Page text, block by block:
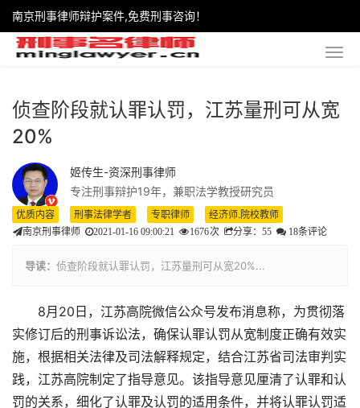
南京刑事律师辩护案件,免费刑事咨询！
侦查阶段就认罪认罚，江苏量刑可从宽
20%
姬传生-资深刑事律师
专注刑事辩护19年，兼职法学教授研究员
优质内容 刑事法律学者 专职律师 经济师.院校教师
南京刑事律师 2021-01-16 09:00:21 1676次 分享：55 18条评论
导读： 侦查阶段就认罪认罚，江苏量刑可从宽20%...
8月20日，江苏高院微信公众号发布消息称，为贯彻落
实修订后的刑事诉讼法，确保认罪认罚从宽制度正确有效实
施，根据相关法律及司法解释规定，结合江苏省司法审判实
践，江苏高院制定了指导意见。该指导意见厘清了认罪和认
罚的关系，细化了认罪及认罚的适用条件，并将认罪认罚适